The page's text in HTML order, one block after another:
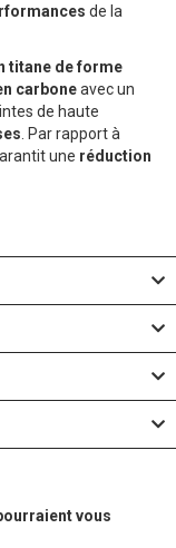
de la
titane de forme
carboneavec un
de haute
. Par rapport à
une réduction
vous